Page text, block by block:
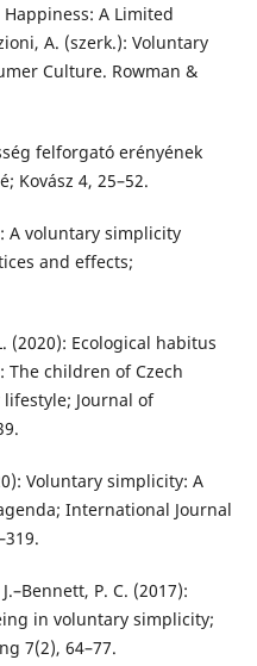
A Limited
A. (szerk.): Voluntary
Culture. Rowman &
felforgató erényének
Kovász 4, 25–52.
A voluntary simplicity
and effects;
(2020): Ecological habitus
children of Czech
Journal of
Voluntary simplicity: A
International Journal
P. C. (2017):
in voluntary simplicity;
7(2), 64–77.